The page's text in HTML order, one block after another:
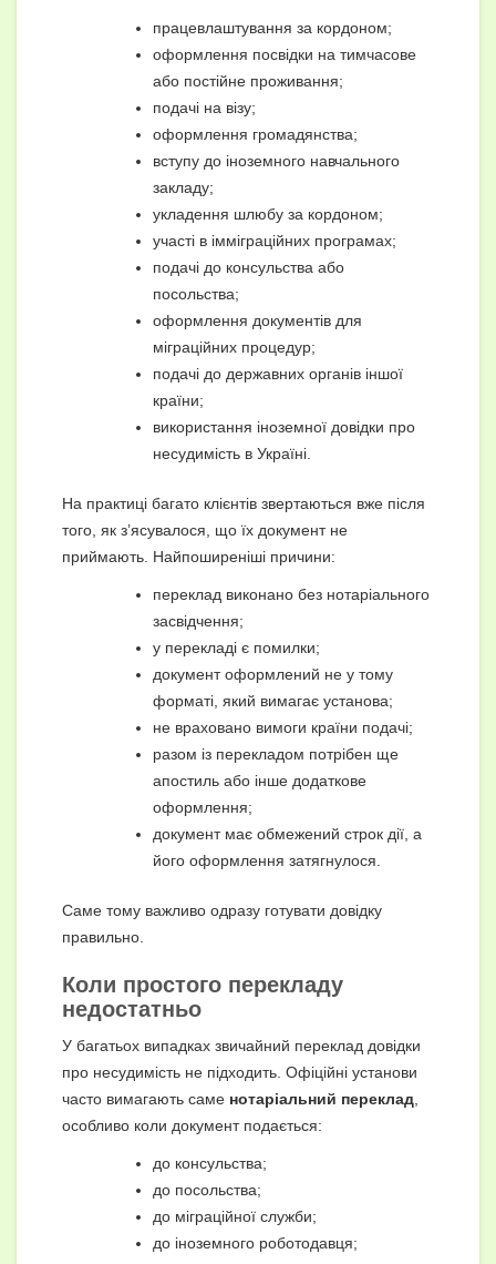
працевлаштування за кордоном;
оформлення посвідки на тимчасове
або постійне проживання;
подачі на візу;
оформлення громадянства;
вступу до іноземного навчального
закладу;
укладення шлюбу за кордоном;
участі в імміграційних програмах;
подачі до консульства або
посольства;
оформлення документів для
міграційних процедур;
подачі до державних органів іншої
країни;
використання іноземної довідки про
несудимість в Україні.
На практиці багато клієнтів звертаються вже після
того, як з’ясувалося, що їх документ не
приймають. Найпоширеніші причини:
переклад виконано без нотаріального
засвідчення;
у перекладі є помилки;
документ оформлений не у тому
форматі, який вимагає установа;
не враховано вимоги країни подачі;
разом із перекладом потрібен ще
апостиль або інше додаткове
оформлення;
документ має обмежений строк дії, а
його оформлення затягнулося.
Саме тому важливо одразу готувати довідку
правильно.
Коли простого перекладу
недостатньо
У багатьох випадках звичайний переклад довідки
про несудимість не підходить. Офіційні установи
часто вимагають саме нотаріальний переклад
особливо коли документ подається:
до консульства;
до посольства;
до міграційної служби;
до іноземного роботодавця;